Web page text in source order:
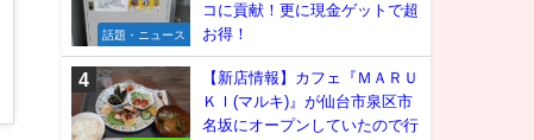
話題・ニュース
コに貢献！更に現金ゲットで超
お得！
【新店情報】カフェ『ＭＡＲＵ
ＫＩ(マルキ)』が仙台市泉区市
名坂にオープンしていたので行